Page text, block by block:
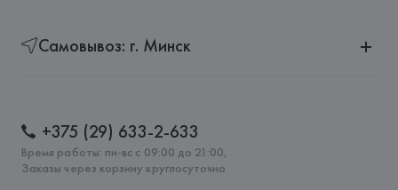
Самовывоз: г. Минск
+375 (29) 633-2-633
Время работы: пн-вс с 09:00 до 21:00,
Заказы через корзину круглосуточно